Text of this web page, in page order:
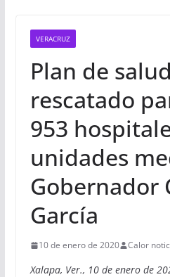
VERACRUZ
Plan de
rescatado
953
unidades
Gobernador
García
10 de enero de 2020 Calor
Xalapa, Ver., 10 de enero de